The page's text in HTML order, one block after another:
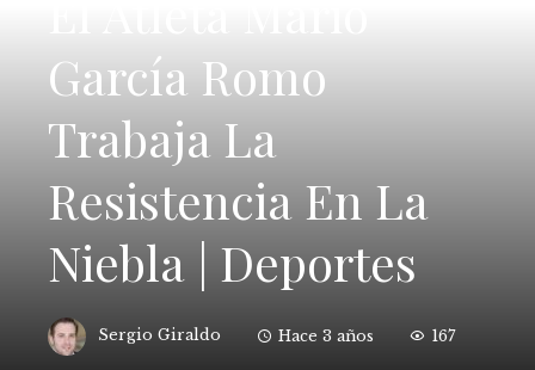
García Romo
Trabaja La
Resistencia En La
Niebla | Deportes
Sergio Giraldo Hace 3 años 167